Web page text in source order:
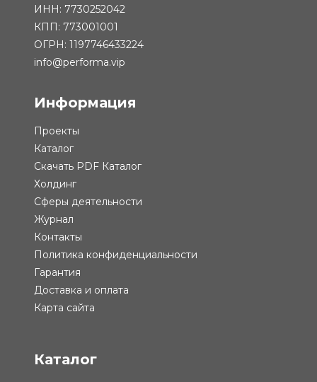
ИНН: 7730252042
КПП: 773001001
ОГРН: 1197746433224
info@performa.vip
Информация
Проекты
Каталог
Скачать PDF Каталог
Холдинг
Сферы деятельности
Журнал
Контакты
Политика конфиденциальности
Гарантия
Доставка и оплата
Карта сайта
Каталог